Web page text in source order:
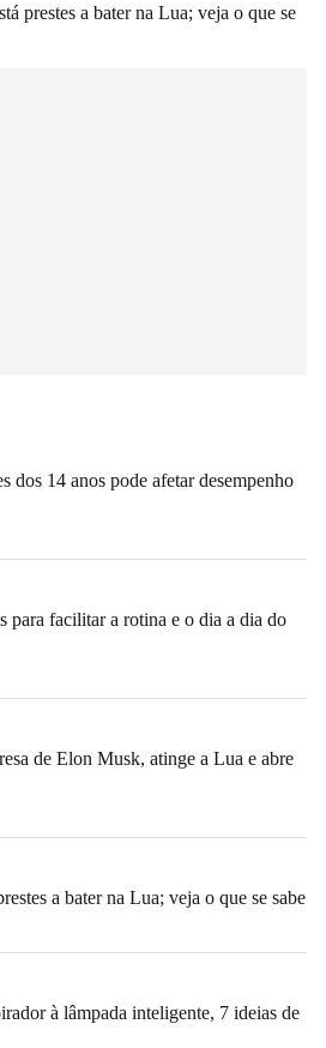
prestes a bater na Lua; veja o que se
dos 14 anos pode afetar desempenho
para facilitar a rotina e o dia a dia do
de Elon Musk, atinge a Lua e abre
a bater na Lua; veja o que se sabe
à lâmpada inteligente, 7 ideias de